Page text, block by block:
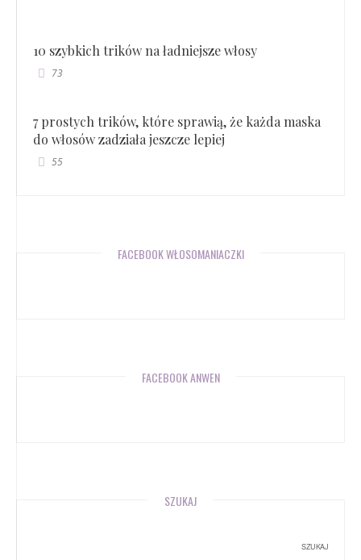
10 szybkich trików na ładniejsze włosy
73
7 prostych trików, które sprawią, że każda maska
do włosów zadziała jeszcze lepiej
55
FACEBOOK WŁOSOMANIACZKI
FACEBOOK ANWEN
SZUKAJ